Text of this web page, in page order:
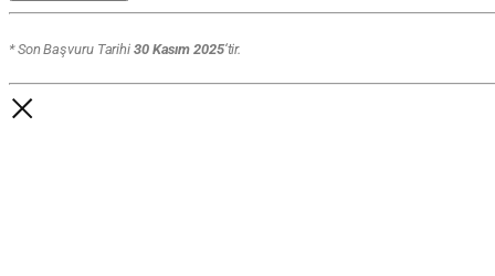
* Son Başvuru Tarihi 30 Kasım 2025‘tir.